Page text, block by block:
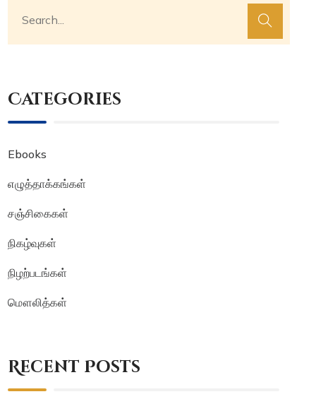
Categories
Ebooks
எழுத்தாக்கங்கள்
சஞ்சிகைகள்
நிகழ்வுகள்
நிழற்படங்கள்
மௌலித்கள்
Recent Posts